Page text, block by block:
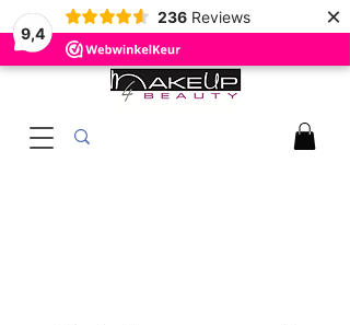
9,4
236 Reviews ×